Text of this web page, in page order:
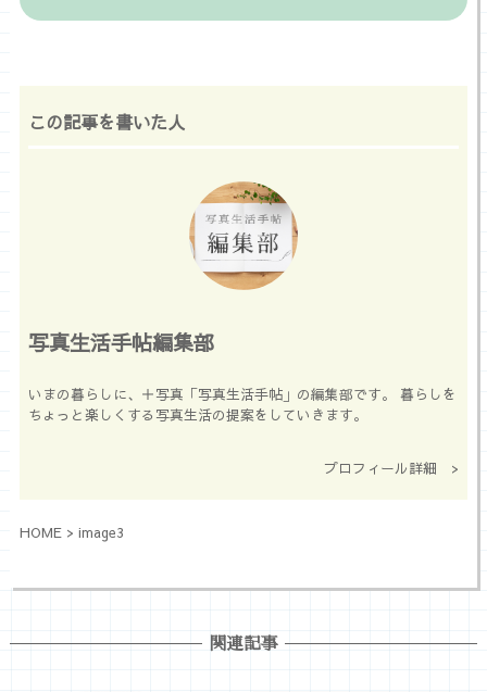
この記事を書いた人
写真生活手帖編集部
いまの暮らしに、＋写真「写真生活手帖」の編集部です。 暮らしを
ちょっと楽しくする写真生活の提案をしていきます。
プロフィール詳細 >
HOME> image3
関連記事